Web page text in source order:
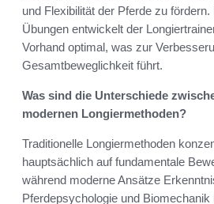
und Flexibilität der Pferde zu
Übungen entwickelt der
Vorhand optimal, was zur
Gesamtbeweglichkeit führt.
Was sind die Unterschiede
modernen Longiermethoden?
Traditionelle Longiermethoden
hauptsächlich auf fundamentale
während moderne Ansätze
Pferdepsychologie und Biomechanik